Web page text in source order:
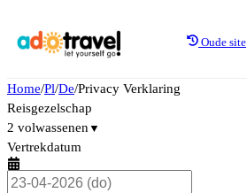
Oude site
Home/Pl/De/Privacy Verklaring
Reisgezelschap
2 volwassenen ▼
Vertrekdatum